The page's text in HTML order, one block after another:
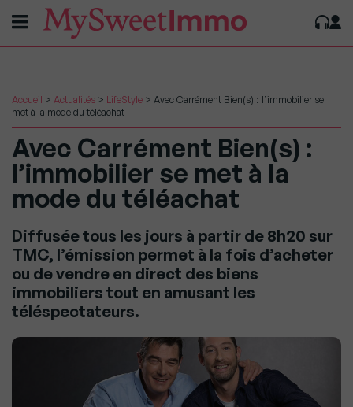
Accueil > Actualités > LifeStyle > Avec Carrément Bien(s) : l’immobilier se
met à la mode du téléachat
Avec Carrément Bien(s) :
l’immobilier se met à la
mode du téléachat
Diffusée tous les jours à partir de 8h20 sur
TMC, l’émission permet à la fois d’acheter
ou de vendre en direct des biens
immobiliers tout en amusant les
téléspectateurs.